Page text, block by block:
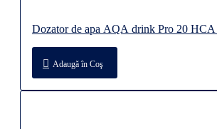
Dozator de apa AQA drink Pro 20 HCA
Adaugă în Coş